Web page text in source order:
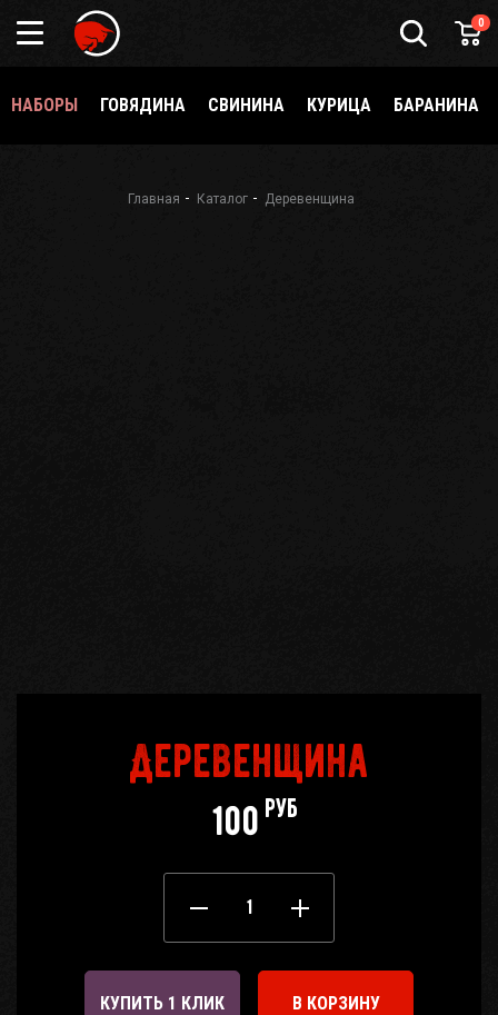
0
НАБОРЫ ГОВЯДИНА СВИНИНА КУРИЦА БАРАНИНА
Подарочный
сертификат
и
Телефоны
Главная Каталог Деревенщина
Деревенщина
100 руб
КУПИТЬ 1 КЛИК В КОРЗИНУ